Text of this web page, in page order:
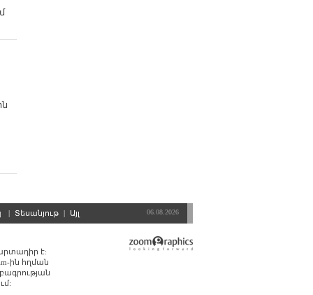
| Տեսանյութ | Այլ 06.08.2026
է:
ին հղման